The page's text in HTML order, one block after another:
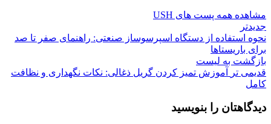
مشاهده همه پست های USH
جدیدتر
نحوه استفاده از دستگاه اسپرسوساز صنعتی: راهنمای صفر تا صد
برای باریستاها
بازگشت به لیست
قدیمی تر
آموزش تمیز کردن گریل ذغالی: نکات نگهداری و نظافت
کامل
دیدگاهتان را بنویسید